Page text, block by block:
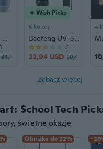
Hearing Aid Wind Chime N123 | Rechargeable Sound Amplifier for Seniors | CIC Design
34,48 USD
3
Wish Picks
5 kolory
Baofeng UV-5RIII Tri-Band Walkie Talkie | High Power Long Range Two-Way Radio
22,94 USD 29,42 USD
6
4
Zobacz więcej
School Tech
świetne okazje
Obniżka do 22% -